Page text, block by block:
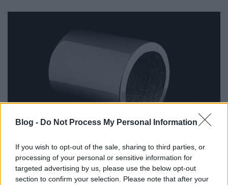
Blog - Do Not Process My Personal Information
If you wish to opt-out of the sale, sharing to third parties, or
processing of your personal or sensitive information for
targeted advertising by us, please use the below opt-out
section to confirm your selection. Please note that after your
Az ORNL most még tovább megy, ezt célozza a
Momentummal kötött partnerség. A dallasi vállalat